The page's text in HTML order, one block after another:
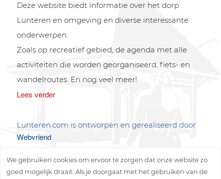
Deze website biedt informatie over het dorp
Lunteren en omgeving en diverse interessante
onderwerpen.
Zoals op recreatief gebied, de agenda met alle
activiteiten die worden georganiseerd, fiets- en
wandelroutes. En nog veel meer!
Lees verder
Lunteren.com is ontworpen en gerealiseerd door
Webvriend
We gebruiken cookies om ervoor te zorgen dat onze website zo
goed mogelijk draait. Als je doorgaat met het gebruiken van de